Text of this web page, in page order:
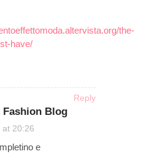
the-
have/
Reply
Fashion Blog
at 20:26
e